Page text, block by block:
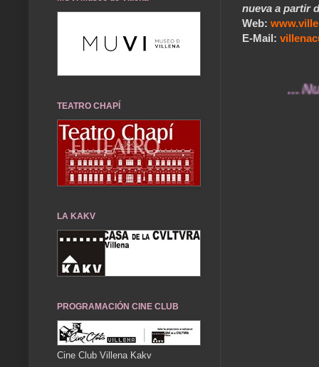
nueva a partir
Web:
E-Mail:
... Nuestros
TEATRO CHAPÍ
LA KAKV
PROGRAMACIÓN CINE CLUB
Cine Club Villena Kakv